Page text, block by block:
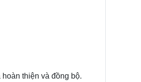
thiện và đồng bộ.